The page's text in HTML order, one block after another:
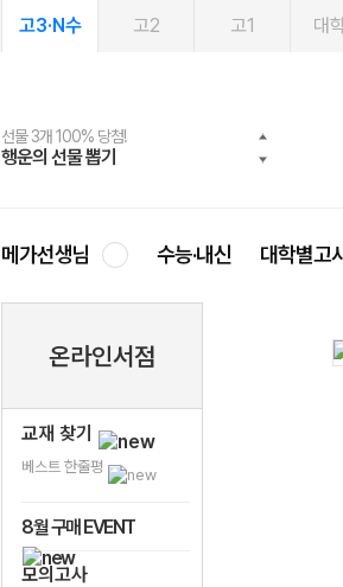
고3·N수 고2 고1 대
선물 3개 100% 당첨!
행운의 선물 뽑기
선물 100% 증정!
메가스터디 X 올리브
여름방학 스터디 캐시백
메가런 썸머스쿨
2027 러셀 단과
강사 공개선발
스마트러닝앱
설문 EVENT
메가패스
3일 무료 체험권
메가패스 수강생 무료혜택!
메가클럽 멤버십
사회공헌 캠페인
희망이룸 메가나눔
메가선생님 수능·내신 대학별고
온라인서점
교재 찾기
베스트 한줄평
8월 구매 EVENT
모의고사